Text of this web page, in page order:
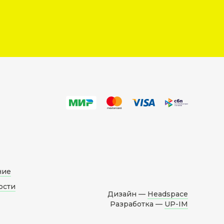
Дизайн — Headspace
Разработка — UP-IM